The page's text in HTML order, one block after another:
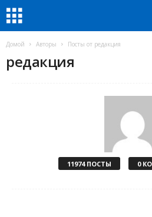
Домой Авторы Посты от редакция
редакция
11974 ПОСТЫ 0